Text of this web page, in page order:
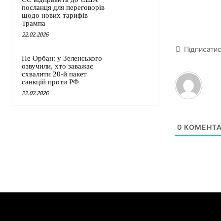
посланця для переговорів
щодо нових тарифів
Трампа
22.02.2026
Не Орбан: у Зеленського
озвучили, хто заважає
схвалити 20-й пакет
санкцій проти РФ
22.02.2026
0